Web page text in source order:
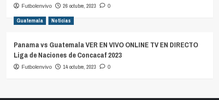
Futbolenvivo 26 octubre, 2023 0
Guatemala Noticias
Panama vs Guatemala VER EN VIVO ONLINE TV EN DIRECTO
Liga de Naciones de Concacaf 2023
Futbolenvivo 14 octubre, 2023 0